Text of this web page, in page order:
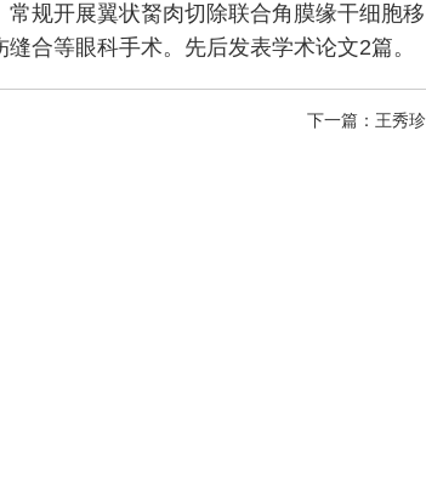
规开展翼状胬肉切除联合角膜缘干细胞移
合等眼科手术。先后发表学术论文2篇。
下一篇： 王秀珍